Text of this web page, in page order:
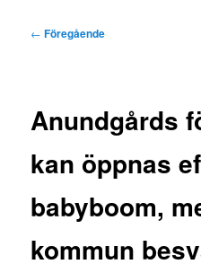
Inläggsnavigering
← Föregående
Anundgårds
kan öppnas
babyboom,
kommun